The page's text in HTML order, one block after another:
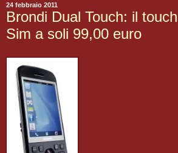
24 febbraio 2011
Brondi Dual Touch: il
Sim a soli 99,00 euro